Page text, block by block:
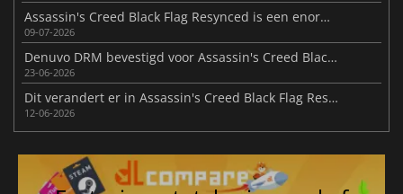
Assassin's Creed Black Flag Resynced is een enorme hit op Steam
09-07-2026
Denuvo DRM bevestigd voor Assassin's Creed Black Flag Resynced
23-06-2026
Dit verandert er in Assassin's Creed Black Flag Resynced volgens Ubisoft
12-06-2026